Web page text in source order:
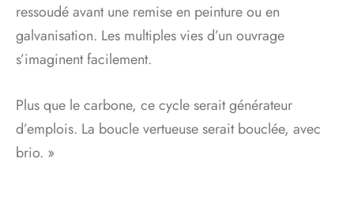
ressoudé avant une remise en peinture ou en
galvanisation. Les multiples vies d’un ouvrage
s’imaginent facilement.
Plus que le carbone, ce cycle serait générateur
d’emplois. La boucle vertueuse serait bouclée, avec
brio. »